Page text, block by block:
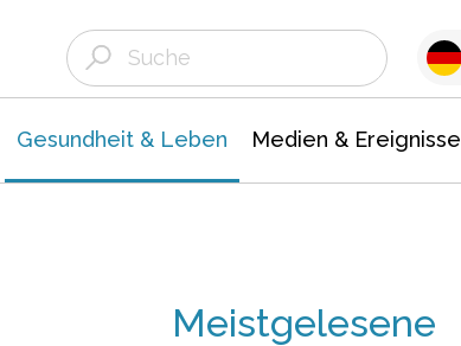
Gesundheit & Leben Medien & Ereignisse
Meistgelesene